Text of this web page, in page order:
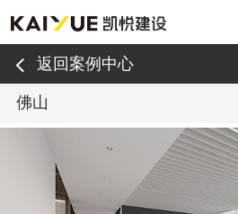
返回案例中心
佛山